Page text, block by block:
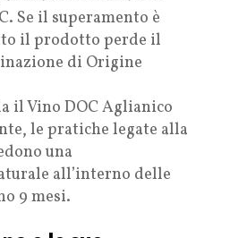
Se il superamento è
il prodotto perde il
di Origine
il Vino DOC Aglianico
le pratiche legate alla
una
all’interno delle
9 mesi.